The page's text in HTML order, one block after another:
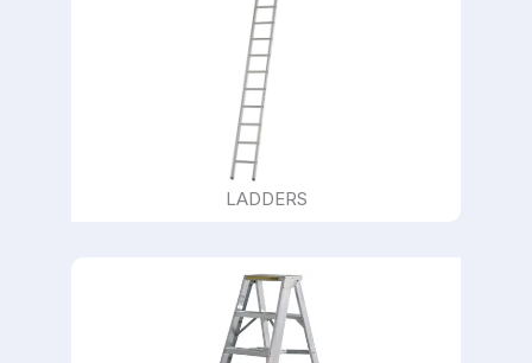
LADDERS